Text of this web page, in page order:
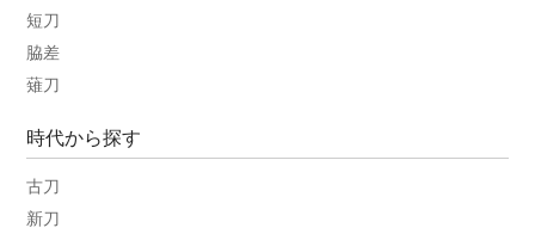
短刀
脇差
薙刀
時代から探す
古刀
新刀